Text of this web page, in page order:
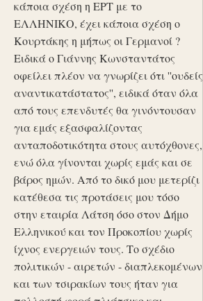
κάποια σχέση η ΕΡΤ με το
ΕΛΛΗΝΙΚΟ, έχει κάποια σχέση ο
Κουρτάκης η μήπως οι Γερμανοί ?
Ειδικά ο Γιάννης Κωνσταντάτος
οφείλει πλέον να γνωρίζει ότι ''ουδείς
αναντικατάστατος'', ειδικά όταν όλα
από τους επενδυτές θα γινόντουσαν
για εμάς εξασφαλίζοντας
ανταποδοτικότητα στους αυτόχθονες,
ενώ όλα γίνονται χωρίς εμάς και σε
βάρος ημών. Από το δικό μου μετερίζι
κατέθεσα τις προτάσεις μου τόσο
στην εταιρία Λάτση όσο στον Δήμο
Ελληνικού και τον Προκοπίου χωρίς
ίχνος ενεργειών τους. Το σχέδιο
πολιτικών - αιρετών - διαπλεκομένων
και των τσιρακίων τους ήταν για